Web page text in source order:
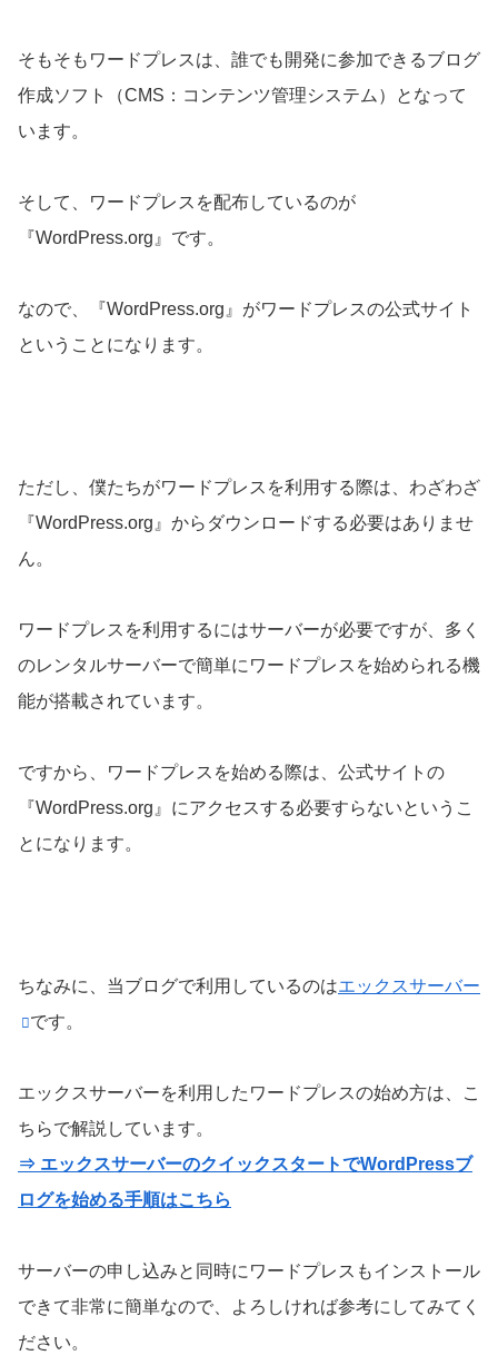
そもそもワードプレスは、誰でも開発に参加できるブログ
作成ソフト（CMS：コンテンツ管理システム）となって
います。
そして、ワードプレスを配布しているのが
『WordPress.org』です。
なので、『WordPress.org』がワードプレスの公式サイト
ということになります。
ただし、僕たちがワードプレスを利用する際は、わざわざ
『WordPress.org』からダウンロードする必要はありませ
ん。
ワードプレスを利用するにはサーバーが必要ですが、多く
のレンタルサーバーで簡単にワードプレスを始められる機
能が搭載されています。
ですから、ワードプレスを始める際は、公式サイトの
『WordPress.org』にアクセスする必要すらないというこ
とになります。
ちなみに、当ブログで利用しているのはエックスサーバー
です。
エックスサーバーを利用したワードプレスの始め方は、こ
ちらで解説しています。
⇒ エックスサーバーのクイックスタートでWordPressブ
ログを始める手順はこちら
サーバーの申し込みと同時にワードプレスもインストール
できて非常に簡単なので、よろしければ参考にしてみてく
ださい。